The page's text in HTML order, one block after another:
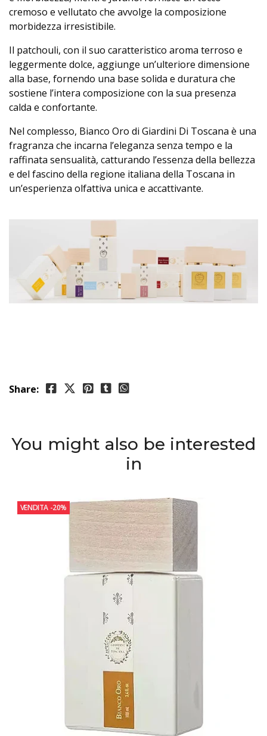
cremoso e vellutato che avvolge la composizione
morbidezza irresistibile.
Il patchouli, con il suo caratteristico aroma terroso e
leggermente dolce, aggiunge un’ulteriore dimensione
alla base, fornendo una base solida e duratura che
sostiene l’intera composizione con la sua presenza
calda e confortante.
Nel complesso, Bianco Oro di Giardini Di Toscana è una
fragranza che incarna l’eleganza senza tempo e la
raffinata sensualità, catturando l’essenza della bellezza
e del fascino della regione italiana della Toscana in
un’esperienza olfattiva unica e accattivante.
Share:
You might also be interested
in
VENDITA -20%